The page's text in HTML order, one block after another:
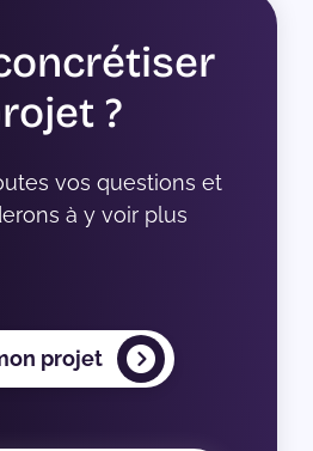
?
vos questions et
à y voir plus
projet